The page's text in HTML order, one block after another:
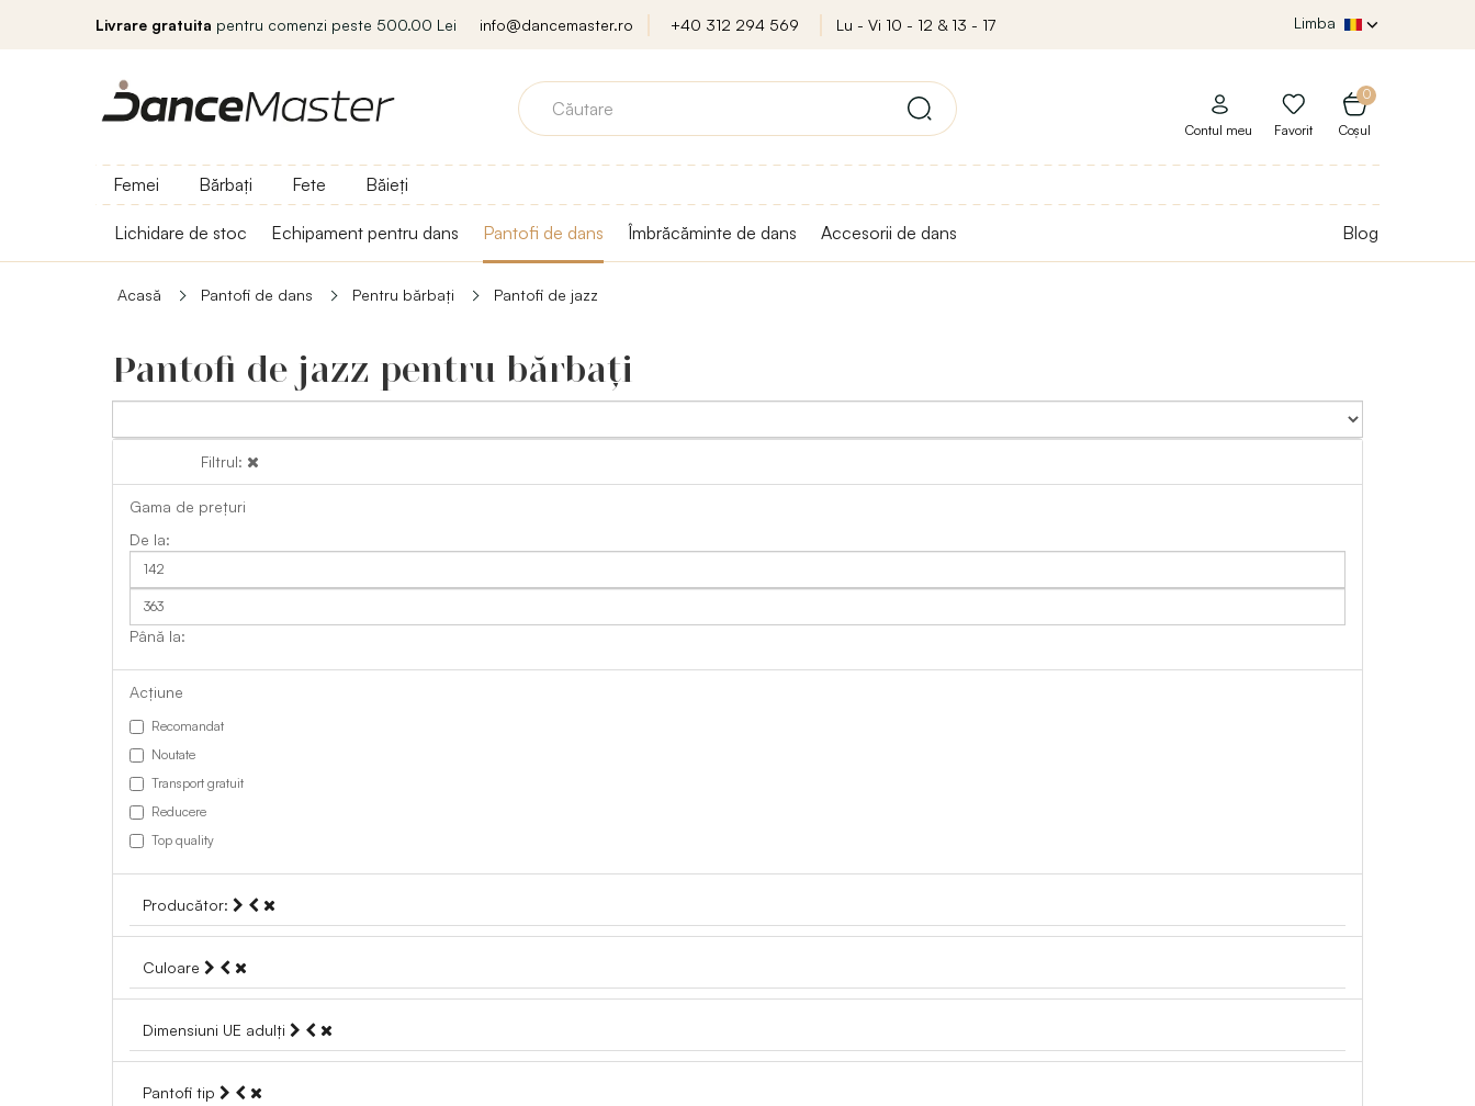
Livrare gratuita pentru comenzi peste 500.00 Lei info@dancemaster.ro +40 312 294 569 Lu - Vi 10 - 12 & 13 - 17 Limba
0
Coșul
Contul meu Favorit
Femei Bărbați Fete Băieți
Lichidare de stoc Echipament pentru dans Pantofi de dans Îmbrăcăminte de dans Accesorii de dans Blog
Acasă Pantofi de dans Pentru bărbați Pantofi de jazz
Pantofi de jazz pentru bărbaţi
Filtrul:
Gama de prețuri
Acțiune
Recomandat
Noutate
Transport gratuit
Reducere
Top quality
Producător:
Culoare
Dimensiuni UE adulți
Pantofi tip